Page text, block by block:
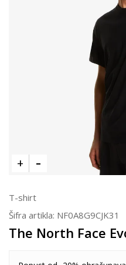
T-shirt
Šifra artikla: NF0A8G9CJK31
The North Face